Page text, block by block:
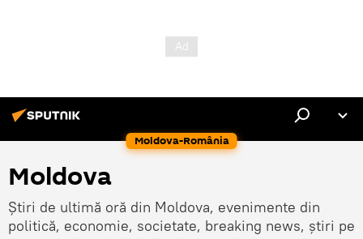
Moldova-România
Moldova
Știri de ultimă oră din Moldova, evenimente din
politică, economie, societate, breaking news, știri pe